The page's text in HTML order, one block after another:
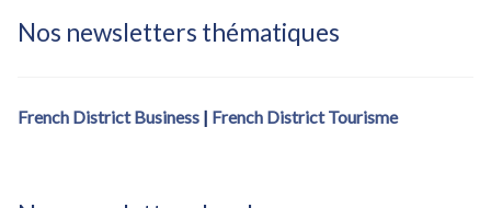
Nos newsletters thématiques
French District Business | French District Tourisme